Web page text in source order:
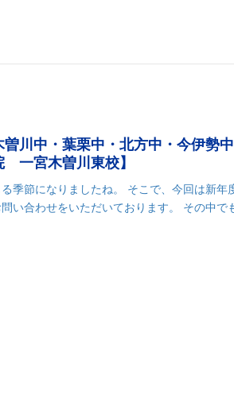
川中・葉栗中・北方中・今伊勢
一宮木曽川東校】
季節になりましたね。 そこで、今回は新年
い合わせをいただいております。 その中